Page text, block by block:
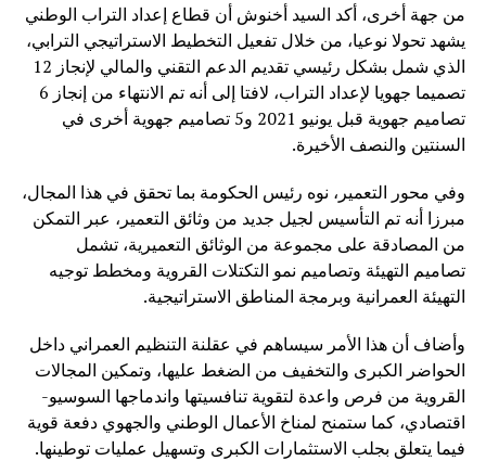
من جهة أخرى، أكد السيد أخنوش أن قطاع إعداد التراب الوطني
يشهد تحولا نوعيا، من خلال تفعيل التخطيط الاستراتيجي الترابي،
الذي شمل بشكل رئيسي تقديم الدعم التقني والمالي لإنجاز 12
تصميما جهويا لإعداد التراب، لافتا إلى أنه تم الانتهاء من إنجاز 6
تصاميم جهوية قبل يونيو 2021 و5 تصاميم جهوية أخرى في
السنتين والنصف الأخيرة.
وفي محور التعمير، نوه رئيس الحكومة بما تحقق في هذا المجال،
مبرزا أنه تم التأسيس لجيل جديد من وثائق التعمير، عبر التمكن
من المصادقة على مجموعة من الوثائق التعميرية، تشمل
تصاميم التهيئة وتصاميم نمو التكتلات القروية ومخطط توجيه
التهيئة العمرانية وبرمجة المناطق الاستراتيجية.
وأضاف أن هذا الأمر سيساهم في عقلنة التنظيم العمراني داخل
الحواضر الكبرى والتخفيف من الضغط عليها، وتمكين المجالات
القروية من فرص واعدة لتقوية تنافسيتها واندماجها السوسيو-
اقتصادي، كما ستمنح لمناخ الأعمال الوطني والجهوي دفعة قوية
فيما يتعلق بجلب الاستثمارات الكبرى وتسهيل عمليات توطينها.